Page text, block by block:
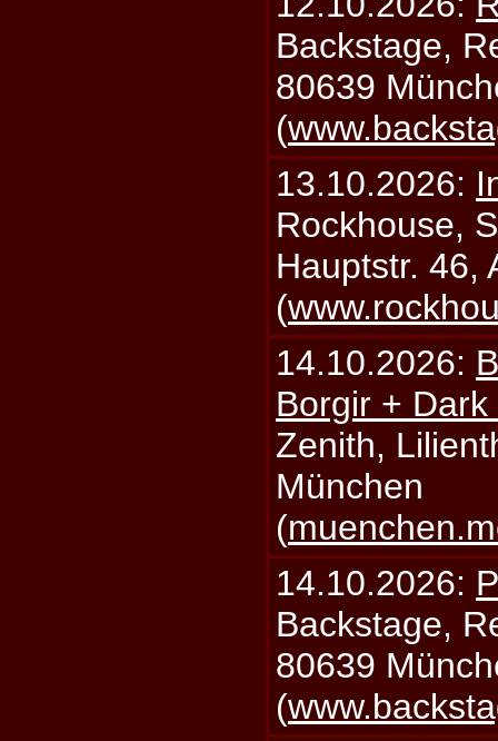
Backstage,
80639
(
13.10.2026:
Rockhouse,
Hauptstr. 46,
(
14.10.2026:
Borgir +
Zenith,
München
(
14.10.2026:
Backstage,
80639
(